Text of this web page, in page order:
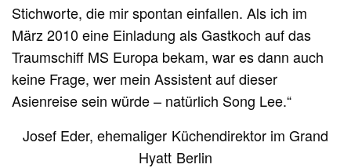
Stichworte, die mir spontan einfallen. Als ich im
März 2010 eine Einladung als Gastkoch auf das
Traumschiff MS Europa bekam, war es dann auch
keine Frage, wer mein Assistent auf dieser
Asienreise sein würde – natürlich Song Lee.“
Josef Eder, ehemaliger Küchendirektor im Grand
Hyatt Berlin